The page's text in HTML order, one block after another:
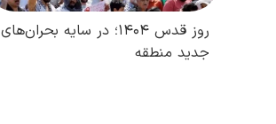
روز قدس ۱۴۰۴؛ در سایه بحران‌های
جدید منطقه